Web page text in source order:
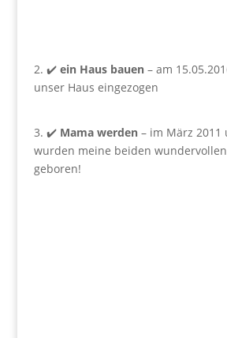
2. ✔️ ein Haus bauen– am
unser Haus eingezogen
3. ✔️ Mama werden– im März 2011
wurden meine beiden
geboren!